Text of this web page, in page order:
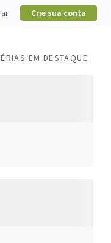
Crie sua conta
EM DESTAQUE